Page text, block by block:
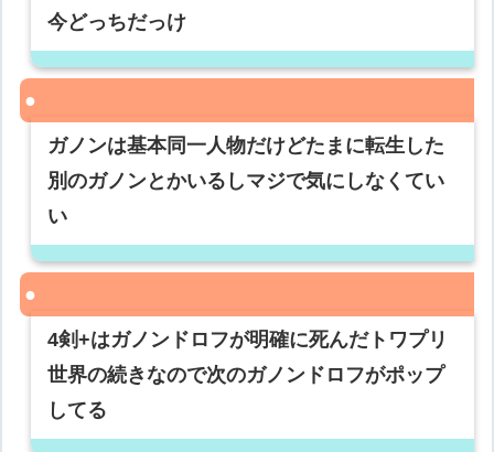
今どっちだっけ
ガノンは基本同一人物だけどたまに転生した
別のガノンとかいるしマジで気にしなくてい
い
4剣+はガノンドロフが明確に死んだトワプリ
世界の続きなので次のガノンドロフがポップ
してる